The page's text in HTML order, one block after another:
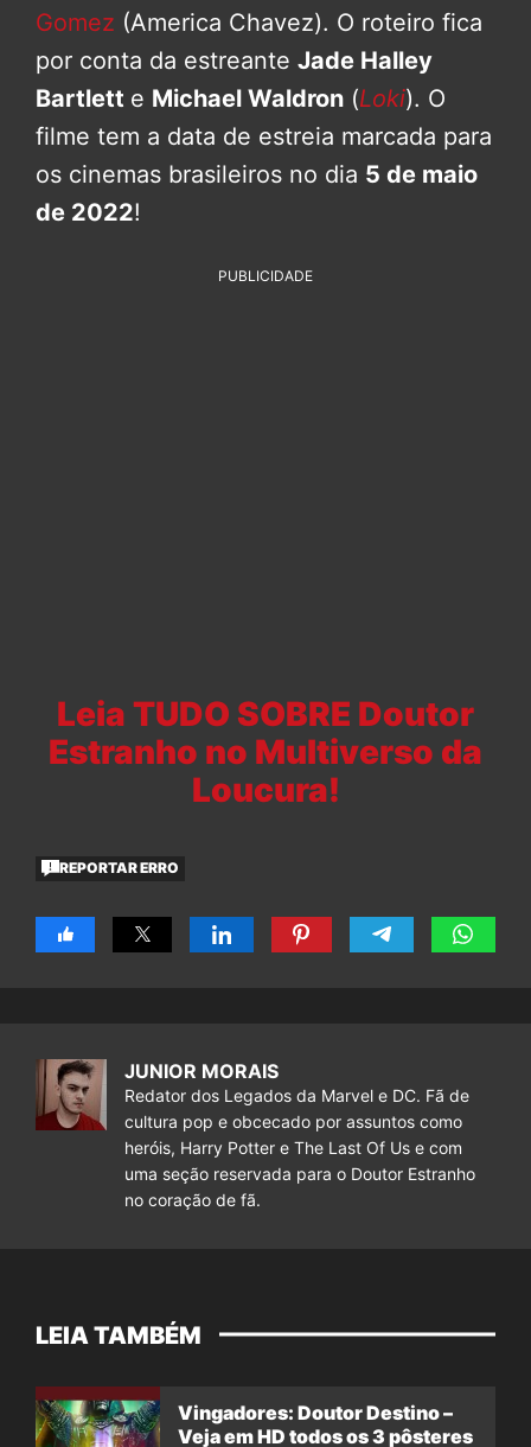
Gomez (America Chavez). O roteiro fica
por conta da estreante Jade Halley
Bartlett e Michael Waldron (Loki). O
filme tem a data de estreia marcada para
os cinemas brasileiros no dia 5 de maio
de 2022!
PUBLICIDADE
Leia TUDO SOBRE Doutor
Estranho no Multiverso da
Loucura!
REPORTAR ERRO
JUNIOR MORAIS
Redator dos Legados da Marvel e DC. Fã de
cultura pop e obcecado por assuntos como
heróis, Harry Potter e The Last Of Us e com
uma seção reservada para o Doutor Estranho
no coração de fã.
LEIA TAMBÉM
Vingadores: Doutor Destino –
Veja em HD todos os 3 pôsteres